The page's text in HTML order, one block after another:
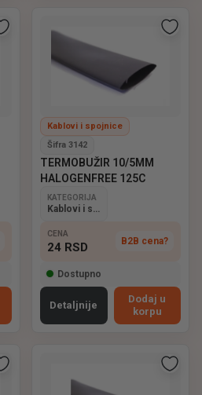
Kablovi i spojnice
Šifra 3142
TERMOBUŽIR 10/5MM
HALOGENFREE 125C
KATEGORIJA
Kablovi i spojnice
CENA
24 RSD B2B cena?
Dostupno
Detaljnije
Dodaj u
korpu